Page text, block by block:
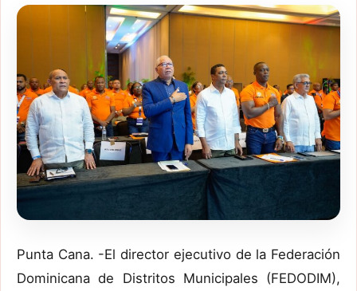
Punta Cana. -El director ejecutivo de la Federación
Dominicana de Distritos Municipales (FEDODIM),